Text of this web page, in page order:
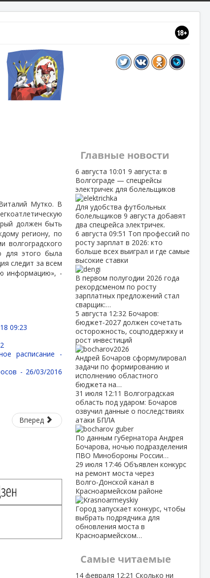
Мутко. В
должен быть
региону, по
волгоградского
для этого была
следит за всем
информацию», -
09:23
расписание -
- 26/03/2016
Вперед
Главные новости
6 августа 10:01 9 августа: в
Волгограде — спецрейсы
электричек для болельщиков
Для удобства футбольных
болельщиков 9 августа добавят
два спецрейса электричек.
6 августа 09:51 Топ профессий по
росту зарплат в 2026: кто
больше всех выиграл и где самые
высокие ставки
В первом полугодии 2026 года
рекордсменом по росту
зарплатных предложений стал
сварщик:…
5 августа 12:32 Бочаров:
бюджет‑2027 должен сочетать
осторожность, соцподдержку и
рост инвестиций
Андрей Бочаров сформулировал
задачи по формированию и
исполнению областного
бюджета на…
31 июля 12:11 Волгоградская
область под ударом: Бочаров
озвучил данные о последствиях
атаки БПЛА
По данным губернатора Андрея
Бочарова, ночью подразделения
ПВО Минобороны России…
29 июля 17:46 Объявлен конкурс
на ремонт моста через
Волго‑Донской канал в
Красноармейском районе
Город запускает конкурс, чтобы
выбрать подрядчика для
обновления моста в
Красноармейском…
Самые читаемые
14 февраля 12:21 Сколько ни